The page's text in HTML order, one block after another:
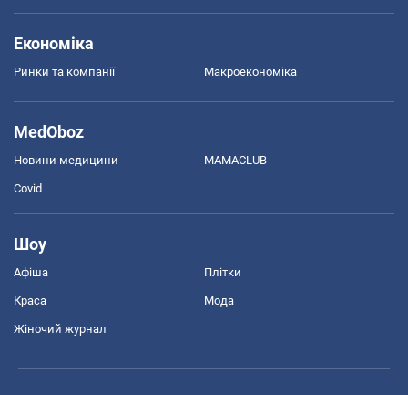
Економіка
Ринки та компанії Макроекономіка
MedOboz
Новини медицини MAMACLUB
Covid
Шоу
Афіша Плітки
Краса Мода
Жіночий журнал